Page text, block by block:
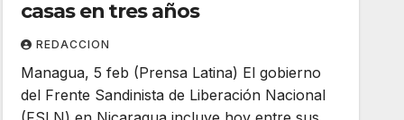
casas en tres años
REDACCION
Managua, 5 feb (Prensa Latina) El gobierno
del Frente Sandinista de Liberación Nacional